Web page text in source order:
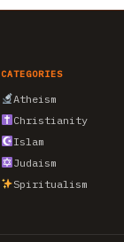
CATEGORIES
Atheism
Christianity
Islam
Judaism
Spiritualism